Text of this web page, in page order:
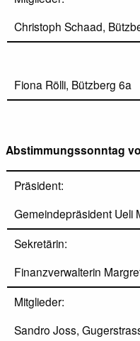
Christoph Schaad,
Fiona Rölli, Bützberg 6a
Abstimmungssonntag
Präsident:
Gemeindepräsident Ueli
Sekretärin:
Finanzverwalterin
Mitglieder:
Sandro Joss,